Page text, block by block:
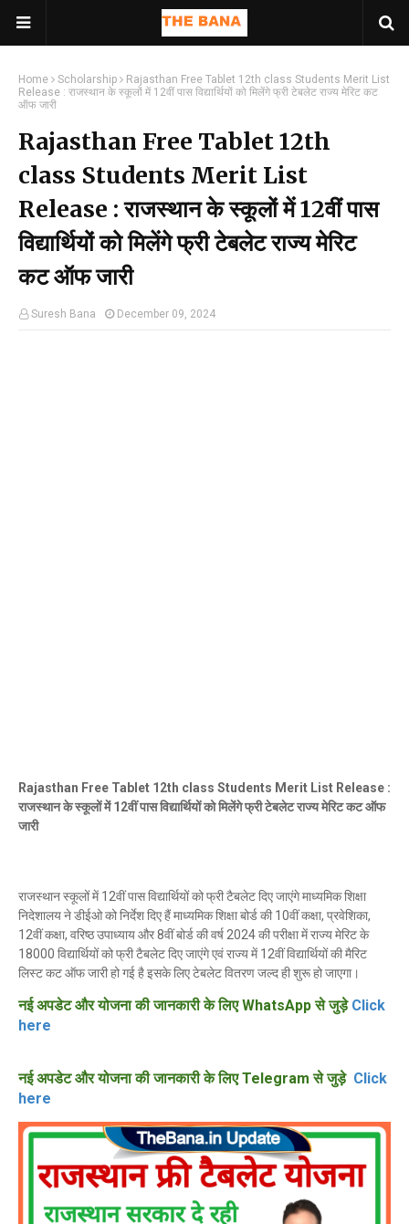
Home Scholarship
Rajasthan Free Tablet 12th class Students Merit List
Release : राजस्थान के स्कूलों में 12वीं पास विद्यार्थियों को मिलेंगे फ्री टेबलेट राज्य मेरिट कट
ऑफ जारी
Rajasthan Free Tablet 12th
class Students Merit List
Release : राजस्थान के स्कूलों में 12वीं पास
विद्यार्थियों को मिलेंगे फ्री टेबलेट राज्य मेरिट
कट ऑफ जारी
Suresh Bana December 09, 2024
Rajasthan Free Tablet 12th class Students Merit List Release :
राजस्थान के स्कूलों में 12वीं पास विद्यार्थियों को मिलेंगे फ्री टेबलेट राज्य मेरिट कट ऑफ
जारी
राजस्थान स्कूलों में 12वीं पास विद्यार्थियों को फ्री टैबलेट दिए जाएंगे माध्यमिक शिक्षा
निदेशालय ने डीईओ को निर्देश दिए हैं माध्यमिक शिक्षा बोर्ड की 10वीं कक्षा, प्रवेशिका,
12वीं कक्षा, वरिष्ठ उपाध्याय और 8वीं बोर्ड की वर्ष 2024 की परीक्षा में राज्य मेरिट के
18000 विद्यार्थियों को फ्री टैबलेट दिए जाएंगे एवं राज्य में 12वीं विद्यार्थियों की मैरिट
लिस्ट कट ऑफ जारी हो गई है इसके लिए टेबलेट वितरण जल्द ही शुरू हो जाएगा।
नई अपडेट और योजना की जानकारी के लिए WhatsApp से जुड़ेClick
here
नई अपडेट और योजना की जानकारी के लिए Telegram से जुड़ेClick
here